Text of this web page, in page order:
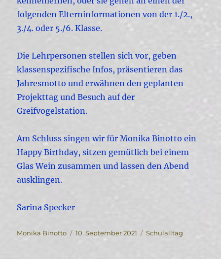
folgenden Elterninformationen von der 1./2.,
3./4. oder 5./6. Klasse.
Die Lehrpersonen stellen sich vor, geben
klassenspezifische Infos, präsentieren das
Jahresmotto und erwähnen den geplanten
Projekttag und Besuch auf der
Greifvogelstation.
Am Schluss singen wir für Monika Binotto ein
Happy Birthday, sitzen gemütlich bei einem
Glas Wein zusammen und lassen den Abend
ausklingen.
Sarina Specker
Autor
Monika Binotto
Veröffentlicht
10. September 2021 Kategorien
Schulalltag